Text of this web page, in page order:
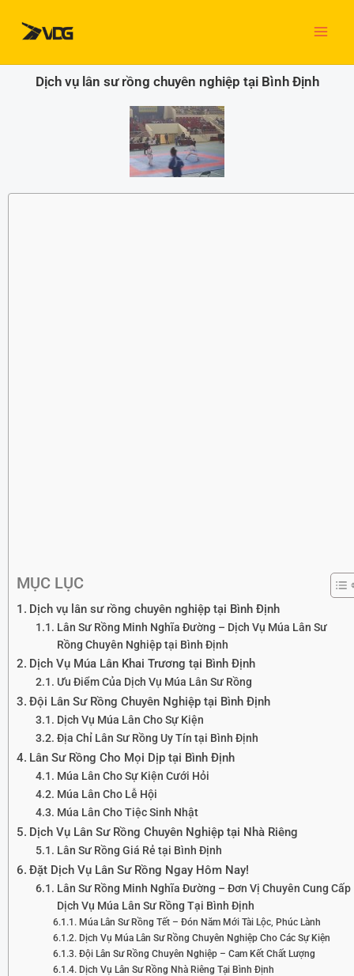
dung
Dịch vụ lân sư rồng chuyên nghiệp tại Bình Định
MỤC LỤC
Dịch vụ lân sư rồng chuyên nghiệp tại Bình Định
Lân Sư Rồng Minh Nghĩa Đường – Dịch Vụ Múa Lân Sư
Rồng Chuyên Nghiệp tại Bình Định
Dịch Vụ Múa Lân Khai Trương tại Bình Định
Ưu Điểm Của Dịch Vụ Múa Lân Sư Rồng
Đội Lân Sư Rồng Chuyên Nghiệp tại Bình Định
Dịch Vụ Múa Lân Cho Sự Kiện
Địa Chỉ Lân Sư Rồng Uy Tín tại Bình Định
Lân Sư Rồng Cho Mọi Dịp tại Bình Định
Múa Lân Cho Sự Kiện Cưới Hỏi
Múa Lân Cho Lễ Hội
Múa Lân Cho Tiệc Sinh Nhật
Dịch Vụ Lân Sư Rồng Chuyên Nghiệp tại Nhà Riêng
Lân Sư Rồng Giá Rẻ tại Bình Định
Đặt Dịch Vụ Lân Sư Rồng Ngay Hôm Nay!
Lân Sư Rồng Minh Nghĩa Đường – Đơn Vị Chuyên Cung Cấp
Dịch Vụ Múa Lân Sư Rồng Tại Bình Định
Múa Lân Sư Rồng Tết – Đón Năm Mới Tài Lộc, Phúc Lành
Dịch Vụ Múa Lân Sư Rồng Chuyên Nghiệp Cho Các Sự Kiện
Đội Lân Sư Rồng Chuyên Nghiệp – Cam Kết Chất Lượng
Dịch Vụ Lân Sư Rồng Nhà Riêng Tại Bình Định